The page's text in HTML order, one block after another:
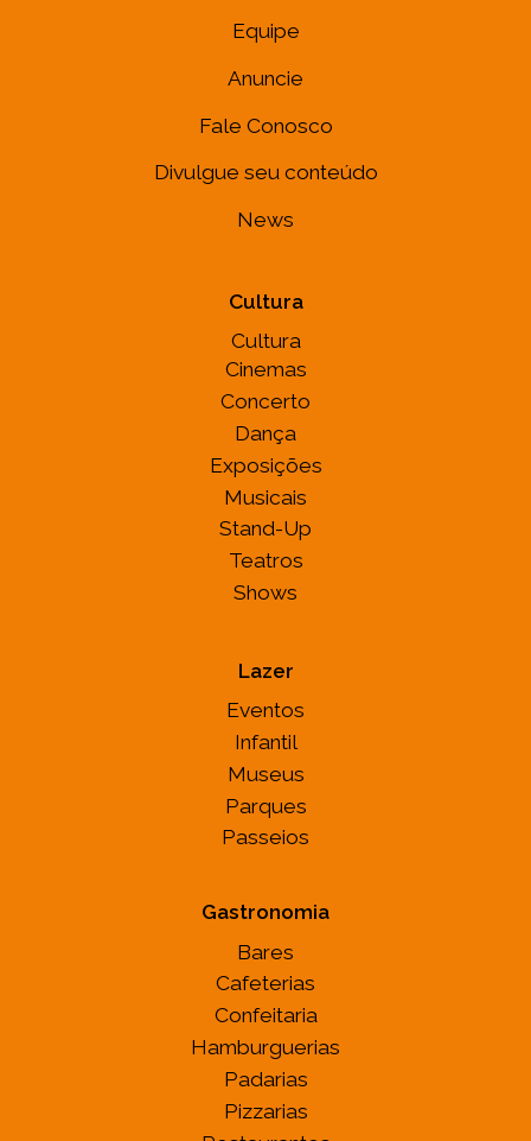
Equipe
Anuncie
Fale Conosco
Divulgue seu conteúdo
News
Cultura
Cultura
Cinemas
Concerto
Dança
Exposições
Musicais
Stand-Up
Teatros
Shows
Lazer
Eventos
Infantil
Museus
Parques
Passeios
Gastronomia
Bares
Cafeterias
Confeitaria
Hamburguerias
Padarias
Pizzarias